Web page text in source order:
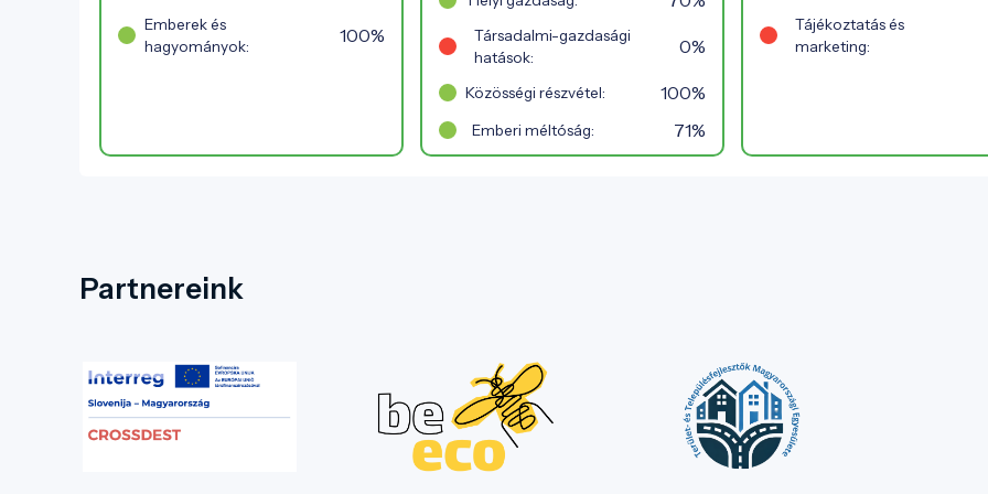
Emberek és
hagyományok:
100%
Társadalmi-gazdasági
hatások:
0%
Közösségi részvétel: 100%
Emberi méltóság: 71%
Tájékoztatás és
marketing:
Partnereink